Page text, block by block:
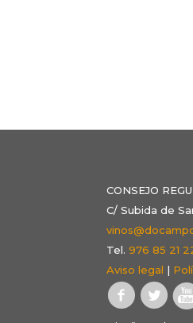
CONSEJO
C/ Subida de
Tel.976 85 21
Aviso legal |